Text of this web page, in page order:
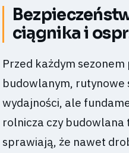
ciągnika i
Przed każdym
budowlanym, rutynowe
wydajności, ale
rolnicza czy budowlana
sprawiają, że nawet